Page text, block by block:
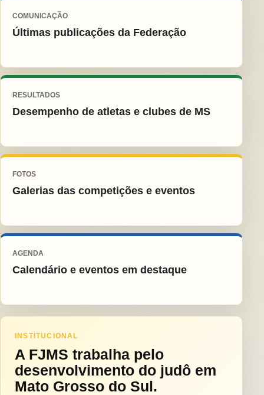
COMUNICAÇÃO
Últimas publicações da Federação
RESULTADOS
Desempenho de atletas e clubes de MS
FOTOS
Galerias das competições e eventos
AGENDA
Calendário e eventos em destaque
INSTITUCIONAL
A FJMS trabalha pelo
desenvolvimento do judô em
Mato Grosso do Sul.